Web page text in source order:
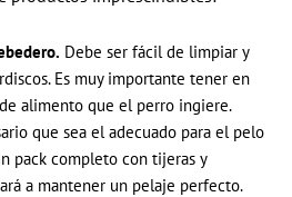
Debe ser fácil de limpiar y
Es muy importante tener en
alimento que el perro ingiere.
que sea el adecuado para el pelo
pack completo con tijeras y
a mantener un pelaje perfecto.